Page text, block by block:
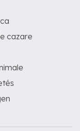
cazare